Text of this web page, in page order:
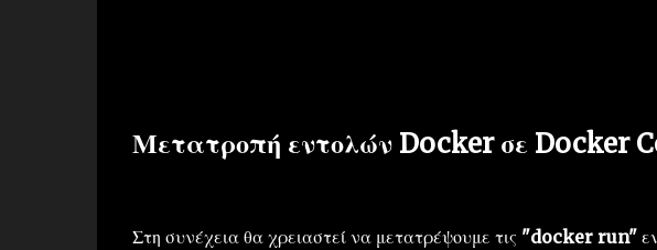
Μετατροπή εντολών Docker σε Docker
Στη συνέχεια θα χρειαστεί να μετατρέψουμε τις "docker run"